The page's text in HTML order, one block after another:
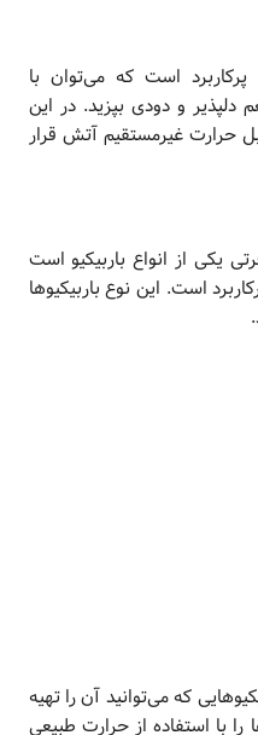
است که می‌توان با
دلپذیر و دودی بپزید. در این
غیرمستقیم آتش قرار
یکی از انواع باربیکیو است
است. این نوع باربیکیوها
که می‌توانید آن را تهیه
با استفاده از حرارت طبیعی